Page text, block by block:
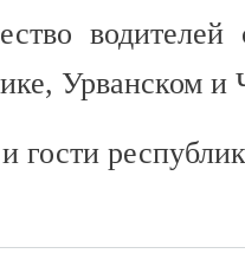
Урванском и
гости